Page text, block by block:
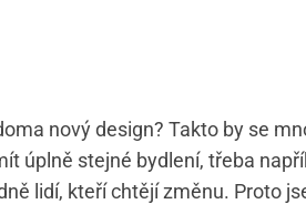
nový design? Takto by se
úplně stejné bydlení, třeba
lidí, kteří chtějí změnu. Proto